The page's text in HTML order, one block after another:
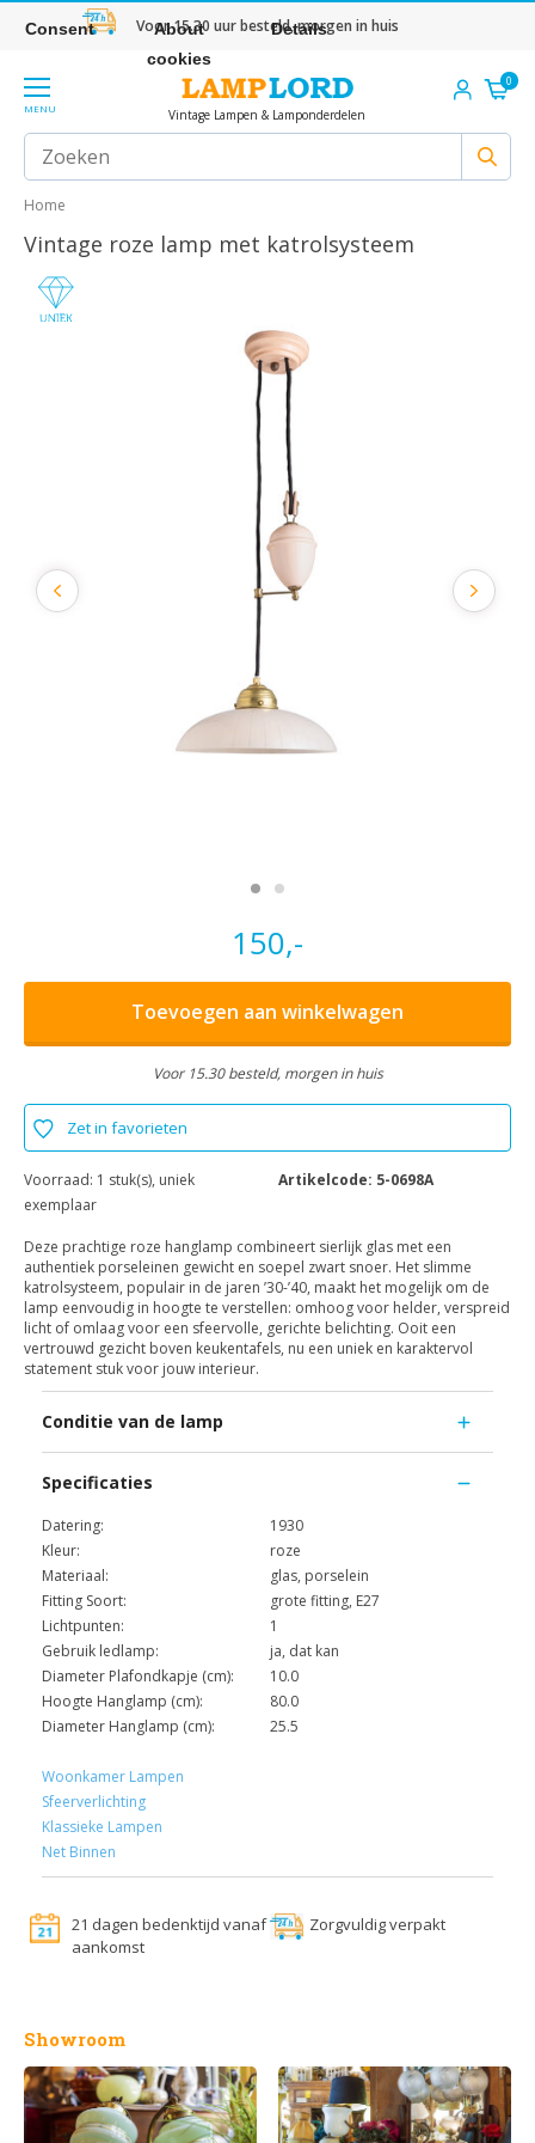
Voor 15.30 uur besteld, morgen in huis
MENU Vintage Lampen & Lamponderdelen
0
Home
Vintage roze lamp met katrolsysteem
150,-
Toevoegen aan winkelwagen
Voor 15.30 besteld, morgen in huis
Zet in favorieten
Voorraad: 1 stuk(s), uniek
exemplaar
Artikelcode: 5-0698A
Deze prachtige roze hanglamp combineert sierlijk glas met een
authentiek porseleinen gewicht en soepel zwart snoer. Het slimme
katrolsysteem, populair in de jaren ’30-’40, maakt het mogelijk om de
lamp eenvoudig in hoogte te verstellen: omhoog voor helder, verspreid
licht of omlaag voor een sfeervolle, gerichte belichting. Ooit een
vertrouwd gezicht boven keukentafels, nu een uniek en karaktervol
statement stuk voor jouw interieur.
Conditie van de lamp
Specificaties
Datering:
1930
Kleur:
roze
Materiaal:
glas, porselein
Fitting Soort:
grote fitting, E27
Lichtpunten:
1
Gebruik ledlamp:
ja, dat kan
Diameter Plafondkapje (cm):
10.0
Hoogte Hanglamp (cm):
80.0
Diameter Hanglamp (cm):
25.5
Woonkamer Lampen
Sfeerverlichting
Klassieke Lampen
Net Binnen
21 dagen bedenktijd vanaf
aankomst
Zorgvuldig verpakt
Showroom
Consent
About
cookies
Details